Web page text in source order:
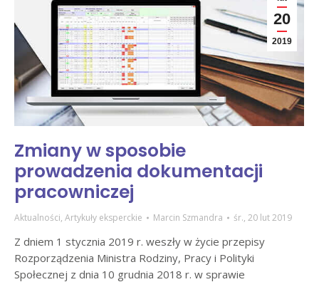
20
2019
Zmiany w sposobie
prowadzenia dokumentacji
pracowniczej
Aktualności, Artykuły eksperckie Marcin Szmandra śr., 20 lut 2019
Z dniem 1 stycznia 2019 r. weszły w życie przepisy
Rozporządzenia Ministra Rodziny, Pracy i Polityki
Społecznej z dnia 10 grudnia 2018 r. w sprawie